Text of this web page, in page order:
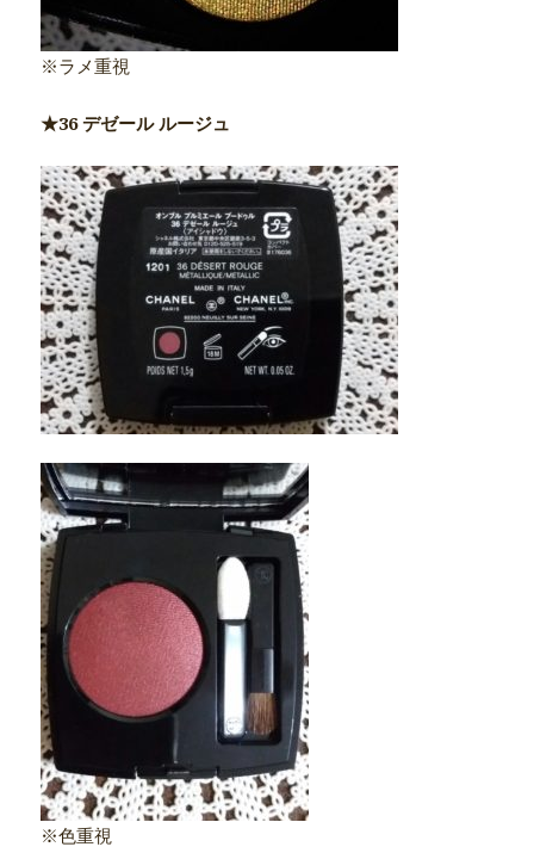
※ラメ重視
★36 デゼール ルージュ
※色重視